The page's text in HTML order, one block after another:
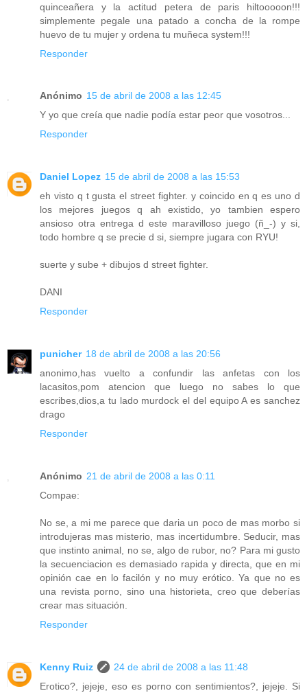
quinceañera y la actitud petera de paris hiltooooon!!!
simplemente pegale una patado a concha de la rompe
huevo de tu mujer y ordena tu muñeca system!!!
Responder
Anónimo 15 de abril de 2008 a las 12:45
Y yo que creía que nadie podía estar peor que vosotros...
Responder
Daniel Lopez 15 de abril de 2008 a las 15:53
eh visto q t gusta el street fighter. y coincido en q es uno d
los mejores juegos q ah existido, yo tambien espero
ansioso otra entrega d este maravilloso juego (ñ_-) y si,
todo hombre q se precie d si, siempre jugara con RYU!
suerte y sube + dibujos d street fighter.
DANI
Responder
punicher 18 de abril de 2008 a las 20:56
anonimo,has vuelto a confundir las anfetas con los
lacasitos,pom atencion que luego no sabes lo que
escribes,dios,a tu lado murdock el del equipo A es sanchez
drago
Responder
Anónimo 21 de abril de 2008 a las 0:11
Compae:
No se, a mi me parece que daria un poco de mas morbo si
introdujeras mas misterio, mas incertidumbre. Seducir, mas
que instinto animal, no se, algo de rubor, no? Para mi gusto
la secuenciacion es demasiado rapida y directa, que en mi
opinión cae en lo facilón y no muy erótico. Ya que no es
una revista porno, sino una historieta, creo que deberías
crear mas situación.
Responder
Kenny Ruiz
24 de abril de 2008 a las 11:48
Erotico?, jejeje, eso es porno con sentimientos?, jejeje. Si